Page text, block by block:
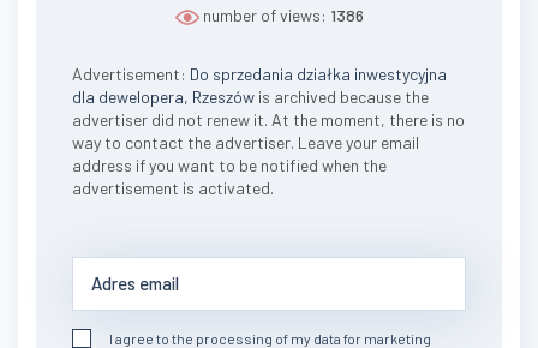
number of views: 1386
Advertisement: Do sprzedania działka inwestycyjna
dla dewelopera, Rzeszów is archived because the
advertiser did not renew it. At the moment, there is no
way to contact the advertiser. Leave your email
address if you want to be notified when the
advertisement is activated.
I agree to the processing of my data for marketing